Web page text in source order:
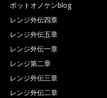
ポットオノケンblog
レンジ外伝四章
レンジ外伝五章
レンジ外伝一章
レンジ第二章
レンジ外伝三章
レンジ外伝二章